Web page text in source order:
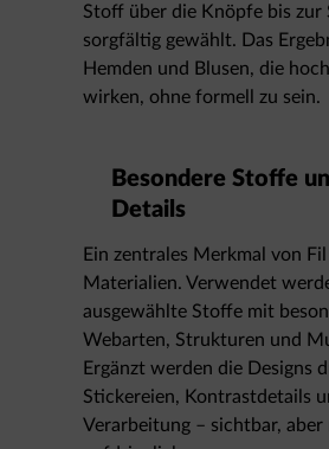
Stoff über die Knöpfe bis zur
sorgfältig gewählt. Das
Hemden und Blusen, die
wirken, ohne formell zu sein.
Besondere Stoffe
Details
Ein zentrales Merkmal von
Materialien. Verwendet
ausgewählte Stoffe mit
Webarten, Strukturen und
Ergänzt werden die Designs
Stickereien, Kontrastdetails
Verarbeitung – sichtbar, aber